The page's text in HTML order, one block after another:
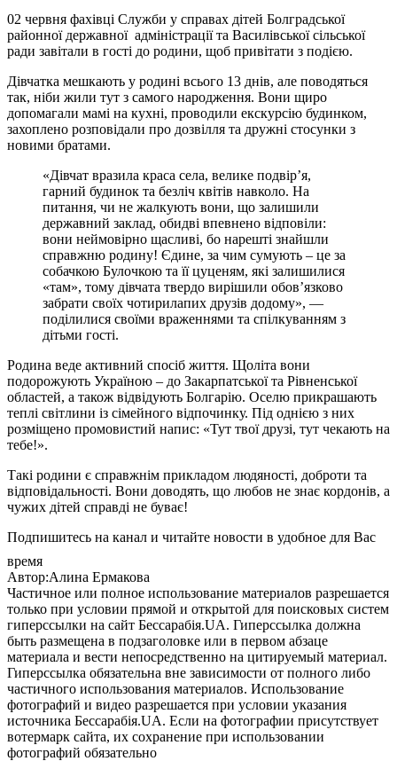
02 червня фахівці Служби у справах дітей Болградської
районної державної адміністрації та Василівської сільської
ради завітали в гості до родини, щоб привітати з подією.
Дівчатка мешкають у родині всього 13 днів, але поводяться
так, ніби жили тут з самого народження. Вони щиро
допомагали мамі на кухні, проводили екскурсію будинком,
захоплено розповідали про дозвілля та дружні стосунки з
новими братами.
«Дівчат вразила краса села, велике подвір’я,
гарний будинок та безліч квітів навколо. На
питання, чи не жалкують вони, що залишили
державний заклад, обидві впевнено відповіли:
вони неймовірно щасливі, бо нарешті знайшли
справжню родину! Єдине, за чим сумують – це за
собачкою Булочкою та її цуценям, які залишилися
«там», тому дівчата твердо вирішили обов’язково
забрати своїх чотирилапих друзів додому», —
поділилися своїми враженнями та спілкуванням з
дітьми гості.
Родина веде активний спосіб життя. Щоліта вони
подорожують Україною – до Закарпатської та Рівненської
областей, а також відвідують Болгарію. Оселю прикрашають
теплі світлини із сімейного відпочинку. Під однією з них
розміщено промовистий напис: «Тут твої друзі, тут чекають на
тебе!».
Такі родини є справжнім прикладом людяності, доброти та
відповідальності. Вони доводять, що любов не знає кордонів, а
чужих дітей справді не буває!
Подпишитесь на канал и читайте новости в удобное для Вас
время
Автор:Алина Ермакова
Частичное или полное использование материалов разрешается
только при условии прямой и открытой для поисковых систем
гиперссылки на сайт Бессарабія.UA. Гиперссылка должна
быть размещена в подзаголовке или в первом абзаце
материала и вести непосредственно на цитируемый материал.
Гиперссылка обязательна вне зависимости от полного либо
частичного использования материалов. Использование
фотографий и видео разрешается при условии указания
источника Бессарабія.UA. Если на фотографии присутствует
вотермарк сайта, их сохранение при использовании
фотографий обязательно